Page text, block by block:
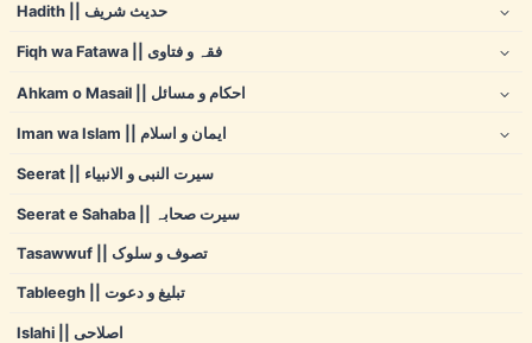
Hadith || حدیث شریف
Fiqh wa Fatawa || فقہ و فتاوی
Ahkam o Masail || احکام و مسائل
Iman wa Islam || ایمان و اسلام
Seerat || سیرت النبی و الانبیاء
Seerat e Sahaba || سیرت صحابہ
Tasawwuf || تصوف و سلوک
Tableegh || تبلیغ و دعوت
Islahi || اصلاحی